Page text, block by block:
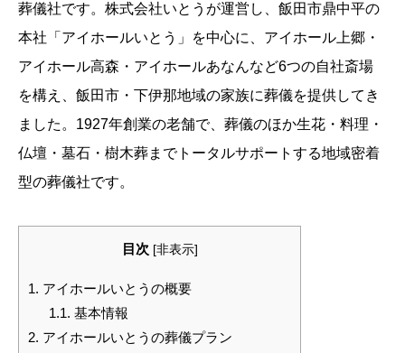
葬儀社です。株式会社いとうが運営し、飯田市鼎中平の
本社「アイホールいとう」を中心に、アイホール上郷・
アイホール高森・アイホールあなんなど6つの自社斎場
を構え、飯田市・下伊那地域の家族に葬儀を提供してき
ました。1927年創業の老舗で、葬儀のほか生花・料理・
仏壇・墓石・樹木葬までトータルサポートする地域密着
型の葬儀社です。
目次 [非表示]
1. アイホールいとうの概要
1.1. 基本情報
2. アイホールいとうの葬儀プラン